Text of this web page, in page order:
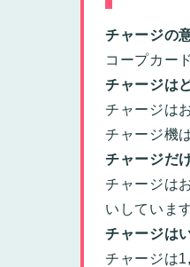
チャージの
コープカー
チャージは
チャージは
チャージ機
チャージだ
チャージは
いしています
チャージは
チャージは